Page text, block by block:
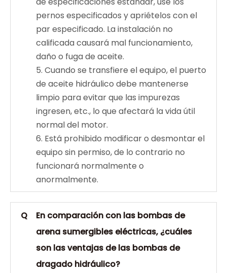
pernos especificados y apriételos con el
par especificado. La instalación no
calificada causará mal funcionamiento,
daño o fuga de aceite.
5. Cuando se transfiere el equipo, el puerto
de aceite hidráulico debe mantenerse
limpio para evitar que las impurezas
ingresen, etc., lo que afectará la vida útil
normal del motor.
6. Está prohibido modificar o desmontar el
equipo sin permiso, de lo contrario no
funcionará normalmente o
anormalmente.
Q
En comparación con las bombas de
arena sumergibles eléctricas, ¿cuáles
son las ventajas de las bombas de
dragado hidráulico?